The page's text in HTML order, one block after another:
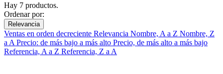
Hay 7 productos.
Ordenar por:
Relevancia
Ventas en orden decreciente Relevancia Nombre, A a Z Nombre, Z
a A Precio: de más bajo a más alto Precio, de más alto a más bajo
Referencia, A a Z Referencia, Z a A